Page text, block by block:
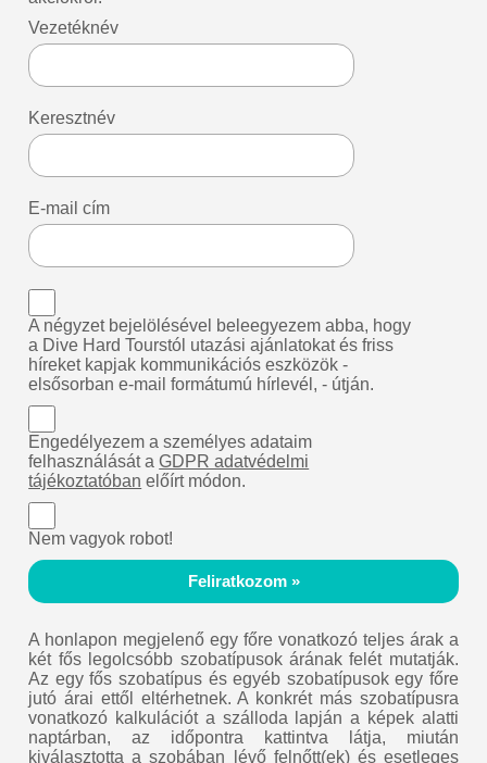
Vezetéknév
Keresztnév
E-mail cím
A négyzet bejelölésével beleegyezem abba, hogy
a Dive Hard Tourstól utazási ajánlatokat és friss
híreket kapjak kommunikációs eszközök -
elsősorban e-mail formátumú hírlevél, - útján.
Engedélyezem a személyes adataim
felhasználását aGDPR adatvédelmi
tájékoztatóban előírt módon.
Nem vagyok robot!
Feliratkozom »
A honlapon megjelenő egy főre vonatkozó teljes árak a
két fős legolcsóbb szobatípusok árának felét mutatják.
Az egy fős szobatípus és egyéb szobatípusok egy főre
jutó árai ettől eltérhetnek. A konkrét más szobatípusra
vonatkozó kalkulációt a szálloda lapján a képek alatti
naptárban, az időpontra kattintva látja, miután
kiválasztotta a szobában lévő felnőtt(ek) és esetleges